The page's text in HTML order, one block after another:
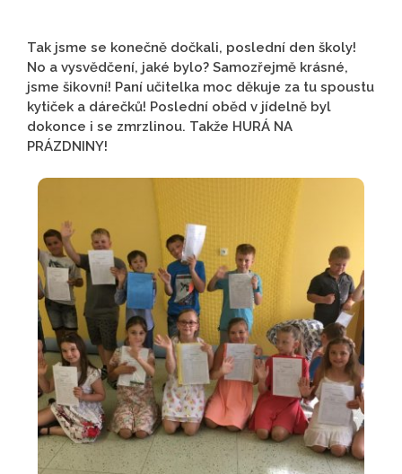
Tak jsme se konečně dočkali, poslední den školy!
No a vysvědčení, jaké bylo? Samozřejmě krásné,
jsme šikovní! Paní učitelka moc děkuje za tu spoustu
kytiček a dárečků! Poslední oběd v jídelně byl
dokonce i se zmrzlinou. Takže HURÁ NA
PRÁZDNINY!